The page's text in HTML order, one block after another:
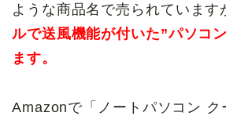
ような商品名で売られています
ルで送風機能が付いた”パソコ
ます。
Amazonで「ノートパソコン ク